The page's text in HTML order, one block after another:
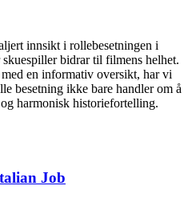
innsikt i rollebesetningen i
bidrar til filmens helhet.
en informativ oversikt, har vi
besetning ikke bare handler om å
harmonisk historiefortelling.
Job